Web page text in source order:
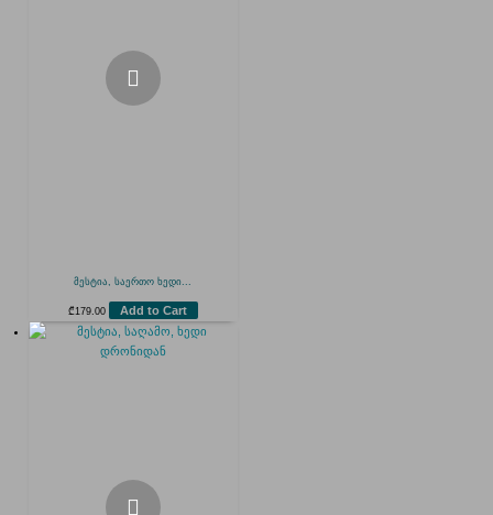
მესტია, საერთო ხედი...
₾ 179.00 Add to Cart